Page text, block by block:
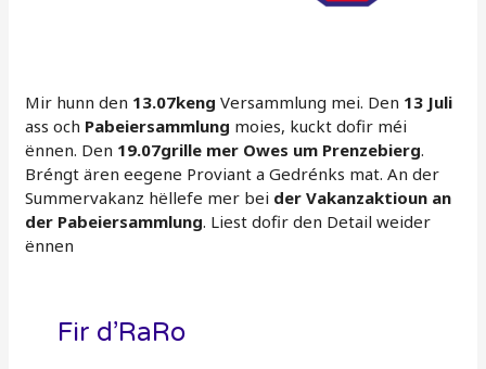
Mir hunn den 13.07keng Versammlung mei. Den 13 Juli
ass och Pabeiersammlung moies, kuckt dofir méi
ënnen. Den 19.07grille mer Owes um Prenzebierg.
Bréngt ären eegene Proviant a Gedrénks mat. An der
Summervakanz hëllefe mer bei der Vakanzaktioun an
der Pabeiersammlung. Liest dofir den Detail weider
ënnen
Fir d’RaRo